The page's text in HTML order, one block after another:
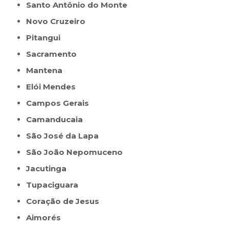
Santo Antônio do Monte
Novo Cruzeiro
Pitangui
Sacramento
Mantena
Elói Mendes
Campos Gerais
Camanducaia
São José da Lapa
São João Nepomuceno
Jacutinga
Tupaciguara
Coração de Jesus
Aimorés